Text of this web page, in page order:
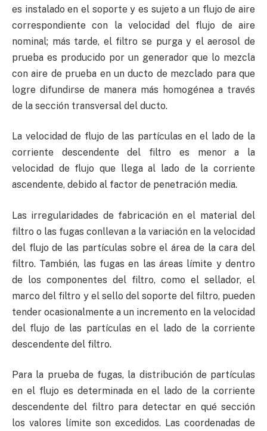
es instalado en el soporte y es sujeto a un flujo de aire
correspondiente con la velocidad del flujo de aire
nominal; más tarde, el filtro se purga y el aerosol de
prueba es producido por un generador que lo mezcla
con aire de prueba en un ducto de mezclado para que
logre difundirse de manera más homogénea a través
de la sección transversal del ducto.
La velocidad de flujo de las partículas en el lado de la
corriente descendente del filtro es menor a la
velocidad de flujo que llega al lado de la corriente
ascendente, debido al factor de penetración media.
Las irregularidades de fabricación en el material del
filtro o las fugas conllevan a la variación en la velocidad
del flujo de las partículas sobre el área de la cara del
filtro. También, las fugas en las áreas límite y dentro
de los componentes del filtro, como el sellador, el
marco del filtro y el sello del soporte del filtro, pueden
tender ocasionalmente a un incremento en la velocidad
del flujo de las partículas en el lado de la corriente
descendente del filtro.
Para la prueba de fugas, la distribución de partículas
en el flujo es determinada en el lado de la corriente
descendente del filtro para detectar en qué sección
los valores límite son excedidos. Las coordenadas de